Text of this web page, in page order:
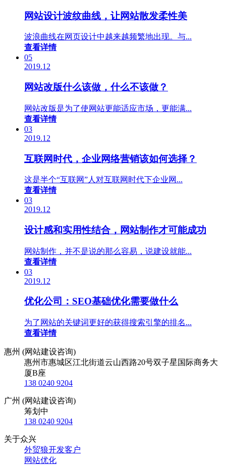
网站设计波纹曲线，让网站散发柔性美
波浪曲线在网页设计中越来越频繁地出现。与...
查看详情
05
2019.12
网站改版什么该做，什么不该做？
网站改版是为了使网站更能适应市场，更能满...
查看详情
03
2019.12
互联网时代，企业网络营销该如何选择？
这是半个“互联网”人对互联网时代下企业网...
查看详情
03
2019.12
设计感和实用性结合，网站制作才可能成功
网站制作，并不是说的那么容易，说建设就能...
查看详情
03
2019.12
优化公司：SEO基础优化需要做什么
为了网站的关键词更好的获得搜索引擎的排名...
查看详情
惠州 (网站建设咨询)
惠州市惠城区江北街道云山西路20号双子星国际商务大
厦B座
138 0240 9204
广州 (网站建设咨询)
筹划中
138 0240 9204
关于众兴
外贸狼开发客户
网站优化